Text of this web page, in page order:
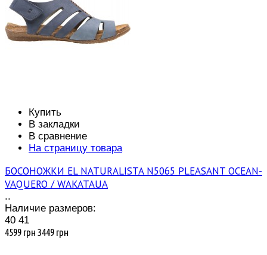
Купить
В закладки
В сравнение
На страницу товара
БОСОНОЖКИ EL NATURALISTA N5065 PLEASANT OCEAN-
VAQUERO / WAKATAUA
..
Наличие размеров:
40 41
4599 грн 3449 грн